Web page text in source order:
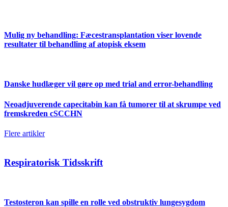
Mulig ny behandling: Fæcestransplantation viser lovende
resultater til behandling af atopisk eksem
Danske hudlæger vil gøre op med trial and error-behandling
Neoadjuverende capecitabin kan få tumorer til at skrumpe ved
fremskreden cSCCHN
Flere artikler
Respiratorisk Tidsskrift
Testosteron kan spille en rolle ved obstruktiv lungesygdom